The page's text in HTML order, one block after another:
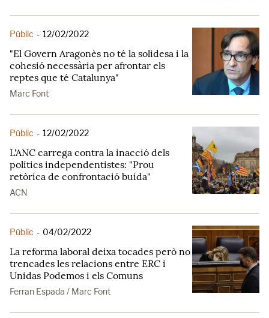
Públic - 12/02/2022
"El Govern Aragonès no té la solidesa i la
cohesió necessària per afrontar els
reptes que té Catalunya"
Marc Font
Públic - 12/02/2022
L'ANC carrega contra la inacció dels
polítics independentistes: "Prou
retòrica de confrontació buida"
ACN
Públic - 04/02/2022
La reforma laboral deixa tocades però no
trencades les relacions entre ERC i
Unidas Podemos i els Comuns
Ferran Espada / Marc Font